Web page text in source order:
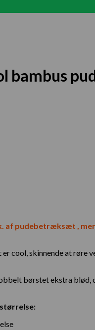
bambus
af pudebetræksæt ,
cool, skinnende at røre
børstet ekstra